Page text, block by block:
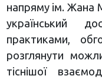
напряму ім. Жана
український
практиками,
розглянути
тіснішої